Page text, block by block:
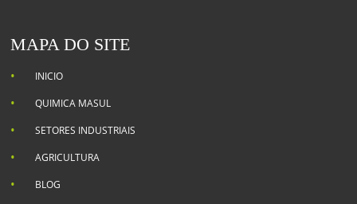
MAPA DO SITE
INICIO
QUIMICA MASUL
SETORES INDUSTRIAIS
AGRICULTURA
BLOG